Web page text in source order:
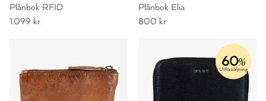
Plånbok RFID
1.099 kr
Plånbok Elia
800 kr
60%
Utförsäljning